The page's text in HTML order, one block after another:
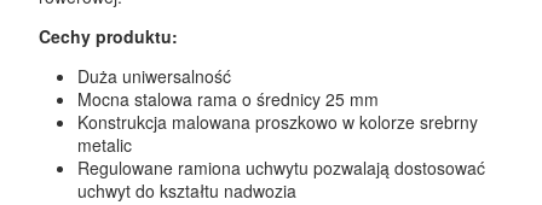
BOXY NA HAK I AKCESORIA
Cechy produktu:
Duża uniwersalność
Mocna stalowa rama o średnicy 25 mm
Konstrukcja malowana proszkowo w kolorze srebrny
metalic
Regulowane ramiona uchwytu pozwalają dostosować
uchwyt do kształtu nadwozia